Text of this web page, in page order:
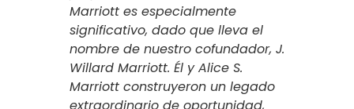
Marriott es especialmente
significativo, dado que lleva el
nombre de nuestro cofundador, J.
Willard Marriott. Él y Alice S.
Marriott construyeron un legado